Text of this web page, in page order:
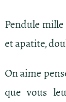
Pendule
et apatite,
On aime
que vous